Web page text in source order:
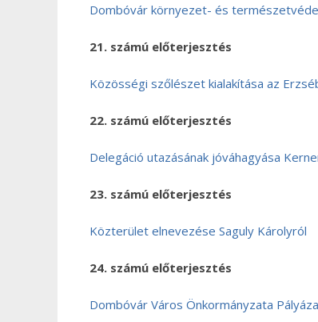
Dombóvár környezet- és
21. számú előterjesztés
Közösségi szőlészet kialakítása az
22. számú előterjesztés
Delegáció utazásának jóváhagyása
23. számú előterjesztés
Közterület elnevezése Saguly Károlyról
24. számú előterjesztés
Dombóvár Város Önkormányzata